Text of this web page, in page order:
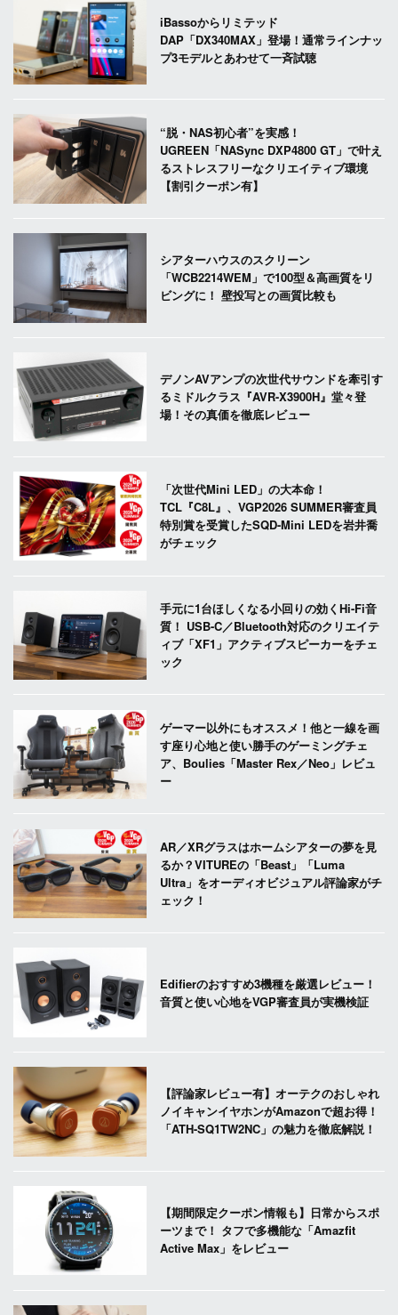
iBassoからリミテッド
DAP「DX340MAX」登場！通常ラインナッ
プ3モデルとあわせて一斉試聴
“脱・NAS初心者”を実感！
UGREEN「NASync DXP4800 GT」で叶え
るストレスフリーなクリエイティブ環境
【割引クーポン有】
シアターハウスのスクリーン
「WCB2214WEM」で100型＆高画質をリ
ビングに！ 壁投写との画質比較も
デノンAVアンプの次世代サウンドを牽引す
るミドルクラス『AVR-X3900H』堂々登
場！その真価を徹底レビュー
「次世代Mini LED」の大本命！
TCL『C8L』、VGP2026 SUMMER審査員
特別賞を受賞したSQD-Mini LEDを岩井喬
がチェック
手元に1台ほしくなる小回りの効くHi-Fi音
質！ USB-C／Bluetooth対応のクリエイテ
ィブ「XF1」アクティブスピーカーをチェ
ック
ゲーマー以外にもオススメ！他と一線を画
す座り心地と使い勝手のゲーミングチェ
ア、Boulies「Master Rex／Neo」レビュ
ー
AR／XRグラスはホームシアターの夢を見
るか？VITUREの「Beast」「Luma
Ultra」をオーディオビジュアル評論家がチ
ェック！
Edifierのおすすめ3機種を厳選レビュー！
音質と使い心地をVGP審査員が実機検証
【評論家レビュー有】オーテクのおしゃれ
ノイキャンイヤホンがAmazonで超お得！
「ATH-SQ1TW2NC」の魅力を徹底解説！
【期間限定クーポン情報も】日常からスポ
ーツまで！ タフで多機能な「Amazfit
Active Max」をレビュー